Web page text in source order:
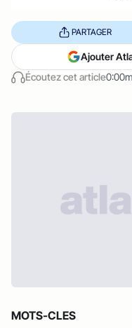
Écoutez cet article
PARTAGER
Ajouter
MOTS-CLES